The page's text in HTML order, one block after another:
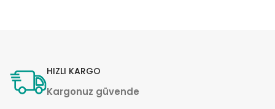
HIZLI KARGO
Kargonuz güvende